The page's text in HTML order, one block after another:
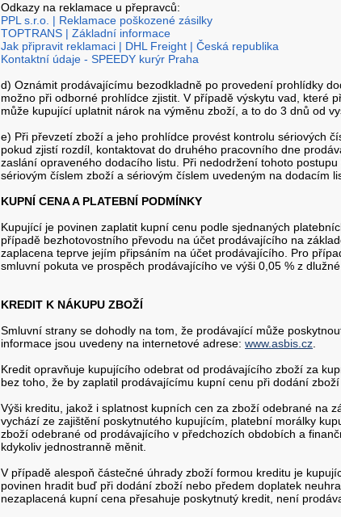
Odkazy na reklamace u přepravců:
PPL s.r.o. | Reklamace poškozené zásilky
TOPTRANS | Základní informace
Jak připravit reklamaci | DHL Freight | Česká republika
Kontaktní údaje - SPEEDY kurýr Praha
d) Oznámit prodávajícímu bezodkladně po provedení prohlídky
možno při odborné prohlídce zjistit. V případě výskytu vad, které
může kupující uplatnit nárok na výměnu zboží, a to do 3 dnů od
e) Při převzetí zboží a jeho prohlídce provést kontrolu sériových
pokud zjistí rozdíl, kontaktovat do druhého pracovního dne
zaslání opraveného dodacího listu. Při nedodržení tohoto
sériovým číslem zboží a sériovým číslem uvedeným na dodacím
KUPNÍ CENA A PLATEBNÍ PODMÍNKY
Kupující je povinen zaplatit kupní cenu podle sjednaných
případě bezhotovostního převodu na účet prodávajícího na
zaplacena teprve jejím připsáním na účet prodávajícího. Pro
smluvní pokuta ve prospěch prodávajícího ve výši 0,05 % z
KREDIT K NÁKUPU ZBOŽÍ
Smluvní strany se dohodly na tom, že prodávající může
informace jsou uvedeny na internetové adrese: www.asbis.cz
Kredit opravňuje kupujícího odebrat od prodávajícího zboží za
bez toho, že by zaplatil prodávajícímu kupní cenu při dodání zboží
Výši kreditu, jakož i splatnost kupních cen za zboží odebrané na
vychází ze zajištění poskytnutého kupujícím, platební morálky
zboží odebrané od prodávajícího v předchozích obdobích a
kdykoliv jednostranně měnit.
V případě alespoň částečné úhrady zboží formou kreditu je
povinen hradit buď při dodání zboží nebo předem doplatek
nezaplacená kupní cena přesahuje poskytnutý kredit, není